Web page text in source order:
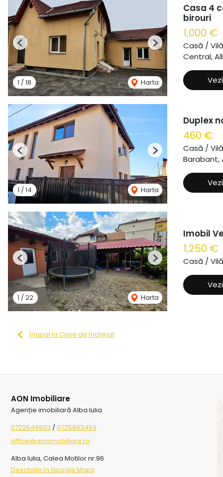
1 /18 Harta
Previous Next
Casa 4
birouri
1,000 €
Casă /
Central,
1 /14 Harta
Previous Next
Duplex
460 €
Casă /
Barabant,
1 /22 Harta
Previous Next
Imobil
1,250 €
Casă /
Înapoi la Case de închiriat
AON Imobiliare
Agenție imobiliară Alba Iulia
0722549933 /0725893459
office@aonimobiliare.ro
Alba Iulia, Calea Motilor nr.96
Deschide în Google Maps